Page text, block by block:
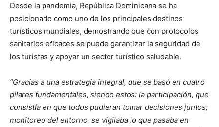
Desde la pandemia, República Dominicana se ha
posicionado como uno de los principales destinos
turísticos mundiales, demostrando que con protocolos
sanitarios eficaces se puede garantizar la seguridad de
los turistas y apoyar un sector turístico saludable.
“Gracias a una estrategia integral, que se basó en cuatro
pilares fundamentales, siendo estos: la participación, que
consistía en que todos pudieran tomar decisiones juntos;
monitoreo del entorno, se vigilaba lo que pasaba en